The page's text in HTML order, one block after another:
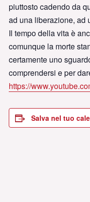
piuttosto cadendo da
ad una liberazione, ad
Il tempo della vita è
comunque la morte
certamente uno
comprendersi e per
https://
Salva nel tuo